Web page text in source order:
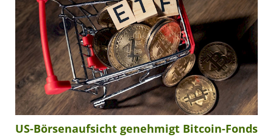
US-Börsenaufsicht genehmigt Bitcoin-Fonds